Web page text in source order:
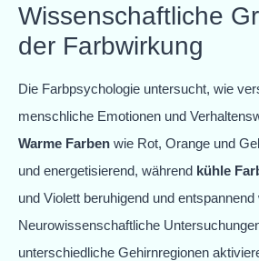
Wissenschaftliche
der Farbwirkung
Die Farbpsychologie untersucht, wie
menschliche Emotionen und
Warme Farben wie Rot, Orange und
und energetisierend, während kühle
und Violett beruhigend und entspannend
Neurowissenschaftliche
unterschiedliche Gehirnregionen